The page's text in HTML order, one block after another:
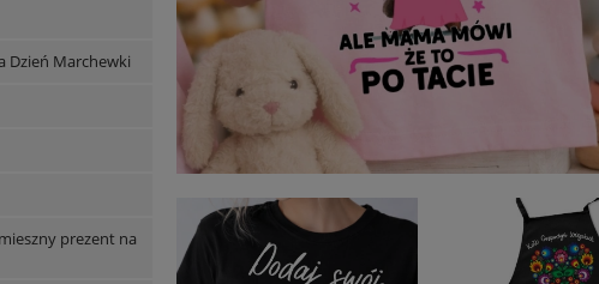
Dzień Marchewki
prezent na